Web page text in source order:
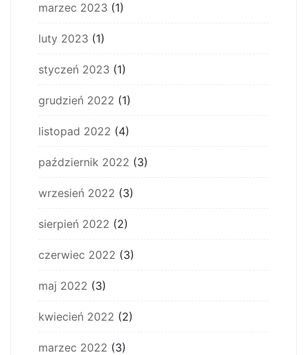
marzec 2023 (1)
luty 2023 (1)
styczeń 2023 (1)
grudzień 2022 (1)
listopad 2022 (4)
październik 2022 (3)
wrzesień 2022 (3)
sierpień 2022 (2)
czerwiec 2022 (3)
maj 2022 (3)
kwiecień 2022 (2)
marzec 2022 (3)